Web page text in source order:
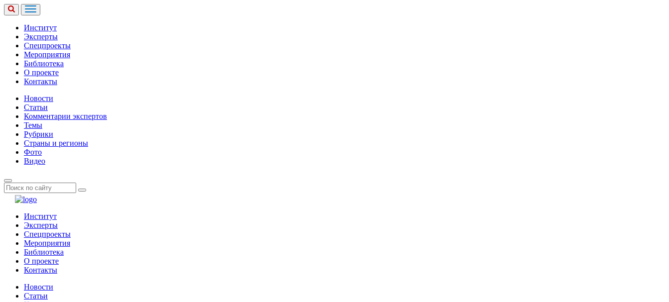
Институт
Эксперты
Спецпроекты
Мероприятия
Библиотека
О проекте
Контакты
Новости
Статьи
Комментарии экспертов
Темы
Рубрики
Страны и регионы
Фото
Видео
Институт
Эксперты
Спецпроекты
Мероприятия
Библиотека
О проекте
Контакты
Новости
Статьи